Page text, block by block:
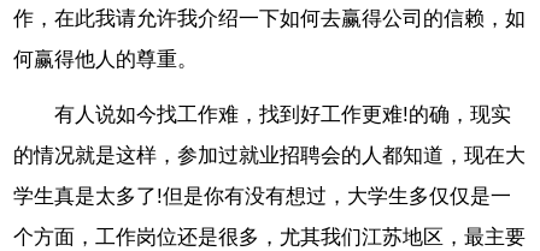
作，在此我请允许我介绍一下如何去赢得公司的信赖，如
何赢得他人的尊重。
有人说如今找工作难，找到好工作更难!的确，现实
的情况就是这样，参加过就业招聘会的人都知道，现在大
学生真是太多了!但是你有没有想过，大学生多仅仅是一
个方面，工作岗位还是很多，尤其我们江苏地区，最主要